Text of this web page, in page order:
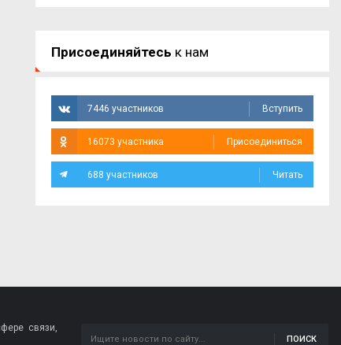
Присоединяйтесь к нам
7446 участников Вступить
16073 участника Присоединиться
688 участников Читать
связи,
ПОИСК